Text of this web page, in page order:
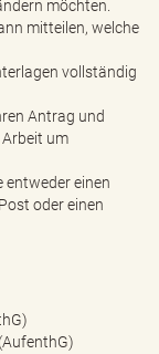
möchten.
mitteilen, welche
vollständig
Antrag und
um
entweder einen
oder einen